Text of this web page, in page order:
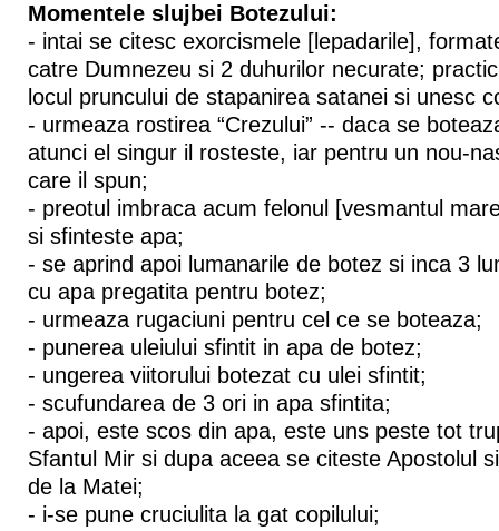
Momentele slujbei Botezului:
- intai se citesc exorcismele [lepadarile],
catre Dumnezeu si 2 duhurilor necurate;
locul pruncului de stapanirea satanei si unesc
- urmeaza rostirea “Crezului” -- daca se
atunci el singur il rosteste, iar pentru un nou-
care il spun;
- preotul imbraca acum felonul [vesmantul
si sfinteste apa;
- se aprind apoi lumanarile de botez si inca 3
cu apa pregatita pentru botez;
- urmeaza rugaciuni pentru cel ce se boteaza;
- punerea uleiului sfintit in apa de botez;
- ungerea viitorului botezat cu ulei sfintit;
- scufundarea de 3 ori in apa sfintita;
- apoi, este scos din apa, este uns peste tot
Sfantul Mir si dupa aceea se citeste Apostolul
de la Matei;
- i-se pune cruciulita la gat copilului;